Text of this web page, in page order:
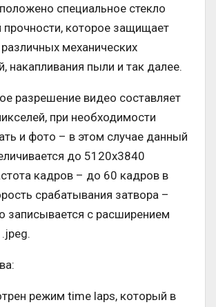
специальное стекло
которое защищает
механических
накапливания пыли и так далее.
разрешение видео составляет
при необходимости
и фото – в этом случае данный
до 5120х3840
кадров – до 60 кадров в
срабатывания затвора –
записывается с расширением
режим time laps, который в